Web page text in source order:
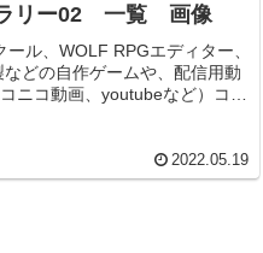
リー02 一覧 画像
ール、WOLF RPGエディター、
などの自作ゲームや、配信用動
ニコ動画、youtubeなど）コン
各素材のファイルサイズの確認
ページの移動およびダウンロ
2022.05.19